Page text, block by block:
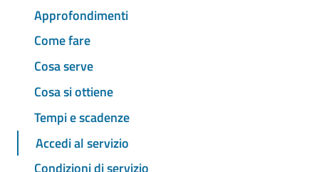
Approfondimenti
Come fare
Cosa serve
Cosa si ottiene
Tempi e scadenze
Accedi al servizio